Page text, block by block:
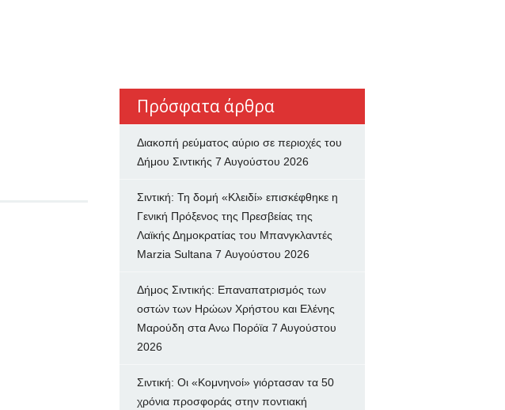
Πρόσφατα άρθρα
Διακοπή ρεύματος αύριο σε περιοχές του
Δήμου Σιντικής 7 Αυγούστου 2026
Σιντική: Τη δομή «Κλειδί» επισκέφθηκε η
Γενική Πρόξενος της Πρεσβείας της
Λαϊκής Δημοκρατίας του Μπανγκλαντές
Marzia Sultana 7 Αυγούστου 2026
Δήμος Σιντικής: Επαναπατρισμός των
oστών των Ηρώων Χρήστου και Ελένης
Μαρούδη στα Ανω Πορόϊα 7 Αυγούστου
2026
Σιντική: Οι «Κομνηνοί» γιόρτασαν τα 50
χρόνια προσφοράς στην ποντιακή